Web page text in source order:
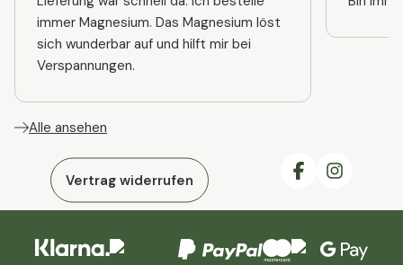
immer Magnesium. Das Magnesium löst
sich wunderbar auf und hilft mir bei
Verspannungen.
Alle ansehen
Vertrag widerrufen